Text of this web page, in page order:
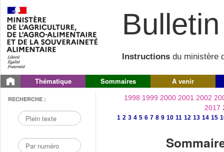
Instructions du ministère
Thématique Sommaires A venir
RECHERCHE : 1998 1999 2000 2001 2002
2017
1 2 3 4 5 6 7 8 9 10 11 12 13 14 15